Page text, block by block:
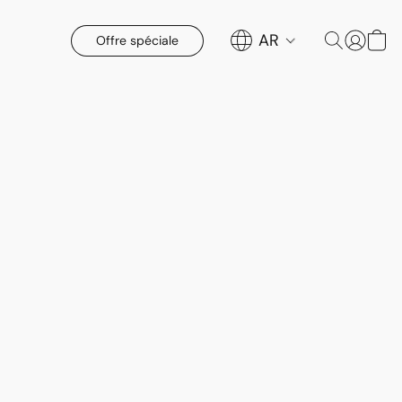
Offre spéciale AR